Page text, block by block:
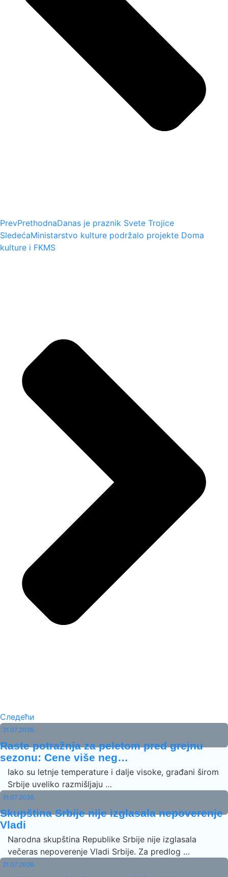
PrevPrethodnaDanas je praznik Svete Trojice
SledećaMinistarstvo kulture podržalo projekte Doma
kulture i FKMS
Следећи
31.07.2026.
Raste potražnja za peletom pred grejnu
sezonu: Cene više neg…
Iako su letnje temperature i dalje visoke, građani širom
Srbije uveliko razmišljaju …
31.07.2026.
Skupština Srbije nije izglasala nepoverenje
Vladi
Narodna skupština Republike Srbije nije izglasala
večeras nepoverenje Vladi Srbije. Za predlog …
31.07.2026.